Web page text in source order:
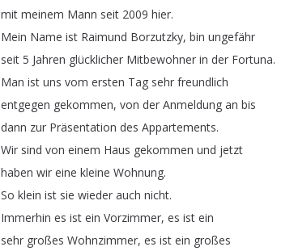
mit meinem Mann seit 2009 hier.
Mein Name ist Raimund Borzutzky, bin ungefähr
seit 5 Jahren glücklicher Mitbewohner in der Fortuna.
Man ist uns vom ersten Tag sehr freundlich
entgegen gekommen, von der Anmeldung an bis
dann zur Präsentation des Appartements.
Wir sind von einem Haus gekommen und jetzt
haben wir eine kleine Wohnung.
So klein ist sie wieder auch nicht.
Immerhin es ist ein Vorzimmer, es ist ein
sehr großes Wohnzimmer, es ist ein großes